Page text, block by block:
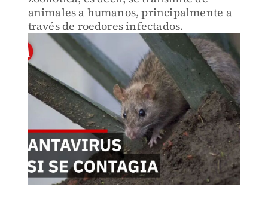
animales a humanos, principalmente a
través de roedores infectados.